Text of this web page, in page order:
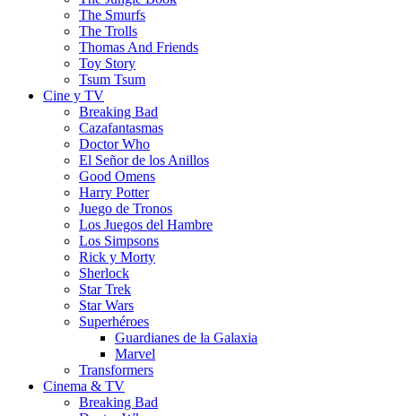
The Smurfs
The Trolls
Thomas And Friends
Toy Story
Tsum Tsum
Cine y TV
Breaking Bad
Cazafantasmas
Doctor Who
El Señor de los Anillos
Good Omens
Harry Potter
Juego de Tronos
Los Juegos del Hambre
Los Simpsons
Rick y Morty
Sherlock
Star Trek
Star Wars
Superhéroes
Guardianes de la Galaxia
Marvel
Transformers
Cinema & TV
Breaking Bad